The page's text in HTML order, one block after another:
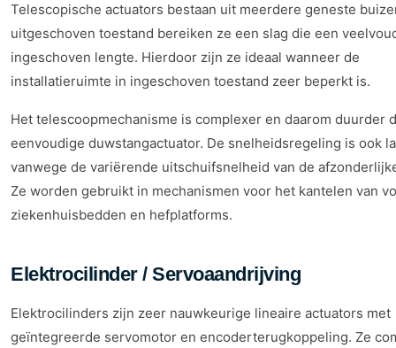
Telescopische actuators bestaan uit meerdere geneste
uitgeschoven toestand bereiken ze een slag die een
ingeschoven lengte. Hierdoor zijn ze ideaal wanneer de
installatieruimte in ingeschoven toestand zeer beperkt is.
Het telescoopmechanisme is complexer en daarom duurder
eenvoudige duwstangactuator. De snelheidsregeling is ook
vanwege de variërende uitschuifsnelheid van de
Ze worden gebruikt in mechanismen voor het kantelen van
ziekenhuisbedden en hefplatforms.
Elektrocilinder / Servoaandrijving
Elektrocilinders zijn zeer nauwkeurige lineaire actuators met
geïntegreerde servomotor en encoderterugkoppeling. Ze